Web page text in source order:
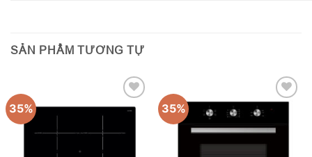
SẢN PHẨM TƯƠNG TỰ
35%
Add to
35%
Add to
wishlist